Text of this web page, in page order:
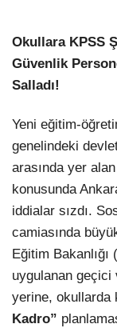
Okullara KPSS
Güvenlik
Salladı!
Yeni eğitim-
genelindeki
arasında yer
konusunda
iddialar sızdı.
camiasında
Eğitim
uygulanan
yerine, okullarda
Kadro”